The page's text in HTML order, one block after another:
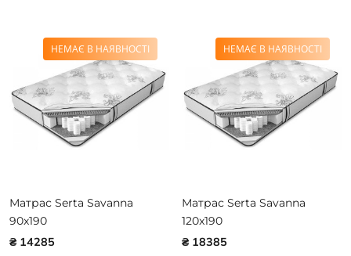
НЕМАЄ В НАЯВНОСТІ
Матрас Serta Savanna
90x190
₴ 14285
НЕМАЄ В НАЯВНОСТІ
Матрас Serta Savanna
120x190
₴ 18385